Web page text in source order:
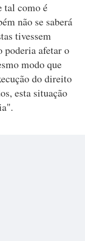
tal como é
não se saberá
tivessem
poderia afetar o
modo que
do direito
esta situação